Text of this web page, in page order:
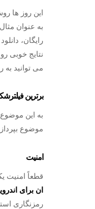
به عنوان
نتایج خوبی
می‌ توانید به
برترین
به این موضوع
موضوع
امنیت
قطعاً امنیت
ان برای
رمزنگاری